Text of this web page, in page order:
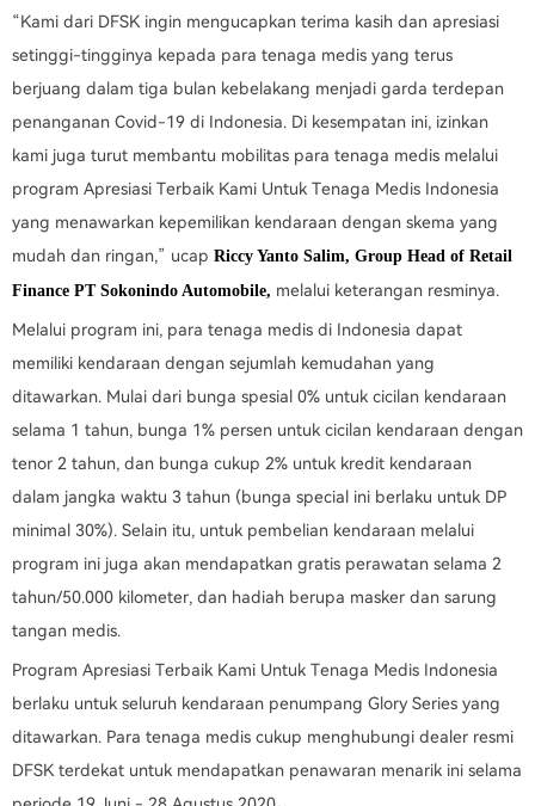
“Kami dari DFSK ingin mengucapkan terima kasih dan apresiasi
setinggi-tingginya kepada para tenaga medis yang terus
berjuang dalam tiga bulan kebelakang menjadi garda terdepan
penanganan Covid-19 di Indonesia. Di kesempatan ini, izinkan
kami juga turut membantu mobilitas para tenaga medis melalui
program Apresiasi Terbaik Kami Untuk Tenaga Medis Indonesia
yang menawarkan kepemilikan kendaraan dengan skema yang
mudah dan ringan,” ucap Riccy Yanto Salim, Group Head of Retail
Finance PT Sokonindo Automobile, melalui keterangan resminya.
Melalui program ini, para tenaga medis di Indonesia dapat
memiliki kendaraan dengan sejumlah kemudahan yang
ditawarkan. Mulai dari bunga spesial 0% untuk cicilan kendaraan
selama 1 tahun, bunga 1% persen untuk cicilan kendaraan dengan
tenor 2 tahun, dan bunga cukup 2% untuk kredit kendaraan
dalam jangka waktu 3 tahun (bunga special ini berlaku untuk DP
minimal 30%). Selain itu, untuk pembelian kendaraan melalui
program ini juga akan mendapatkan gratis perawatan selama 2
tahun/50.000 kilometer, dan hadiah berupa masker dan sarung
tangan medis.
Program Apresiasi Terbaik Kami Untuk Tenaga Medis Indonesia
berlaku untuk seluruh kendaraan penumpang Glory Series yang
ditawarkan. Para tenaga medis cukup menghubungi dealer resmi
DFSK terdekat untuk mendapatkan penawaran menarik ini selama